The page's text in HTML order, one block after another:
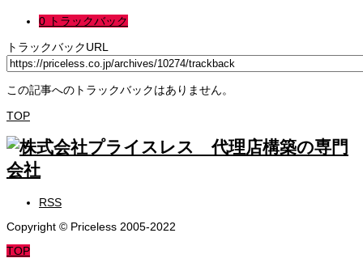
0 トラックバック
トラックバックURL
この記事へのトラックバックはありません。
TOP
RSS
Copyright © Priceless 2005-2022
TOP